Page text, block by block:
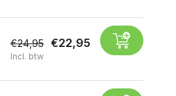
€24,95 €22,95
Incl. btw